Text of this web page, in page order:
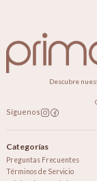
Descubre
Síguenos
Categorías
Preguntas Frecuentes
Términos de Servicio